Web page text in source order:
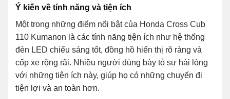
Ý kiến về tính năng và tiện ích
Một trong những điểm nổi bật của Honda Cross Cub
110 Kumanon là các tính năng tiện ích như hệ thống
đèn LED chiếu sáng tốt, đồng hồ hiển thị rõ ràng và
cốp xe rộng rãi. Nhiều người dùng bày tỏ sự hài lòng
với những tiện ích này, giúp họ có những chuyến đi
tiện lợi và an toàn hơn.